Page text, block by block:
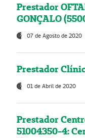
Prestador
GONÇALO
07 de Agosto de 2020
Prestador
01 de Abril de 2020
Prestador
51004350-4: